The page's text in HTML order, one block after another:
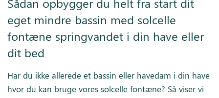
Sådan opbygger du helt fra start dit
eget mindre bassin med solcelle
fontæne springvandet i din have eller
dit bed
Har du ikke allerede et bassin eller havedam i din have
hvor du kan bruge vores solcelle fontæne? Så viser vi